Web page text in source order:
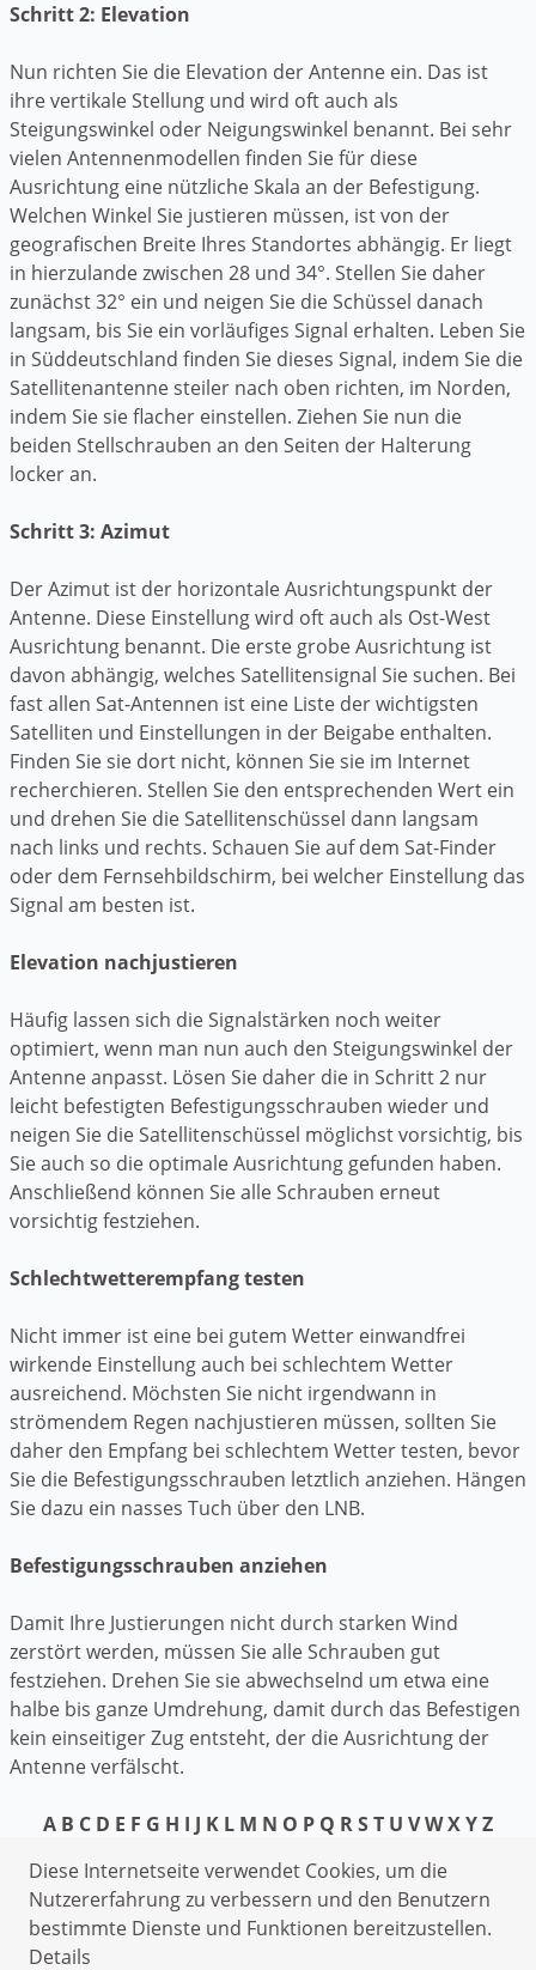
Schritt 2: Elevation
Nun richten Sie die Elevation der Antenne ein. Das ist
ihre vertikale Stellung und wird oft auch als
Steigungswinkel oder Neigungswinkel benannt. Bei sehr
vielen Antennenmodellen finden Sie für diese
Ausrichtung eine nützliche Skala an der Befestigung.
Welchen Winkel Sie justieren müssen, ist von der
geografischen Breite Ihres Standortes abhängig. Er liegt
in hierzulande zwischen 28 und 34°. Stellen Sie daher
zunächst 32° ein und neigen Sie die Schüssel danach
langsam, bis Sie ein vorläufiges Signal erhalten. Leben Sie
in Süddeutschland finden Sie dieses Signal, indem Sie die
Satellitenantenne steiler nach oben richten, im Norden,
indem Sie sie flacher einstellen. Ziehen Sie nun die
beiden Stellschrauben an den Seiten der Halterung
locker an.
Schritt 3: Azimut
Der Azimut ist der horizontale Ausrichtungspunkt der
Antenne. Diese Einstellung wird oft auch als Ost-West
Ausrichtung benannt. Die erste grobe Ausrichtung ist
davon abhängig, welches Satellitensignal Sie suchen. Bei
fast allen Sat-Antennen ist eine Liste der wichtigsten
Satelliten und Einstellungen in der Beigabe enthalten.
Finden Sie sie dort nicht, können Sie sie im Internet
recherchieren. Stellen Sie den entsprechenden Wert ein
und drehen Sie die Satellitenschüssel dann langsam
nach links und rechts. Schauen Sie auf dem Sat-Finder
oder dem Fernsehbildschirm, bei welcher Einstellung das
Signal am besten ist.
Elevation nachjustieren
Häufig lassen sich die Signalstärken noch weiter
optimiert, wenn man nun auch den Steigungswinkel der
Antenne anpasst. Lösen Sie daher die in Schritt 2 nur
leicht befestigten Befestigungsschrauben wieder und
neigen Sie die Satellitenschüssel möglichst vorsichtig, bis
Sie auch so die optimale Ausrichtung gefunden haben.
Anschließend können Sie alle Schrauben erneut
vorsichtig festziehen.
Schlechtwetterempfang testen
Nicht immer ist eine bei gutem Wetter einwandfrei
wirkende Einstellung auch bei schlechtem Wetter
ausreichend. Möchsten Sie nicht irgendwann in
strömendem Regen nachjustieren müssen, sollten Sie
daher den Empfang bei schlechtem Wetter testen, bevor
Sie die Befestigungsschrauben letztlich anziehen. Hängen
Sie dazu ein nasses Tuch über den LNB.
Befestigungsschrauben anziehen
Damit Ihre Justierungen nicht durch starken Wind
zerstört werden, müssen Sie alle Schrauben gut
festziehen. Drehen Sie sie abwechselnd um etwa eine
halbe bis ganze Umdrehung, damit durch das Befestigen
kein einseitiger Zug entsteht, der die Ausrichtung der
Antenne verfälscht.
A B C D E F G H I J K L M N O P Q RST U VWXYZ
Datenschutzerklärung
Impressum
Elektriker Weissach
Diese Internetseite verwendet Cookies, um die
Nutzererfahrung zu verbessern und den Benutzern
bestimmte Dienste und Funktionen bereitzustellen.
Details